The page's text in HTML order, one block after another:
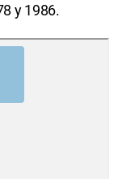
y 1986.